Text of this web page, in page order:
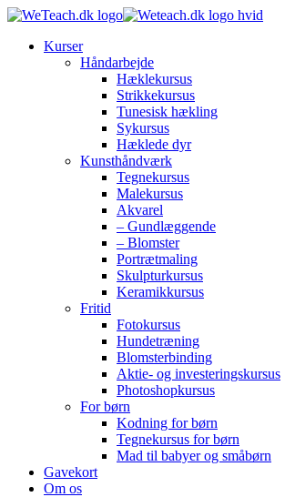
Kurser
Håndarbejde
Hæklekursus
Strikkekursus
Tunesisk hækling
Sykursus
Hæklede dyr
Kunsthåndværk
Tegnekursus
Malekursus
Akvarel
– Gundlæggende
– Blomster
Portrætmaling
Skulpturkursus
Keramikkursus
Fritid
Fotokursus
Hundetræning
Blomsterbinding
Aktie- og investeringskursus
Photoshopkursus
For børn
Kodning for børn
Tegnekursus for børn
Mad til babyer og småbørn
Gavekort
Om os